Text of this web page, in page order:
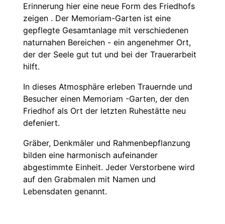
Erinnerung hier eine neue Form des Friedhofs
zeigen . Der Memoriam-Garten ist eine
gepflegte Gesamtanlage mit verschiedenen
naturnahen Bereichen - ein angenehmer Ort,
der der Seele gut tut und bei der Trauerarbeit
hilft.
In dieses Atmosphäre erleben Trauernde und
Besucher einen Memoriam -Garten, der den
Friedhof als Ort der letzten Ruhestätte neu
defeniert.
Gräber, Denkmäler und Rahmenbepflanzung
bilden eine harmonisch aufeinander
abgestimmte Einheit. Jeder Verstorbene wird
auf den Grabmalen mit Namen und
Lebensdaten genannt.